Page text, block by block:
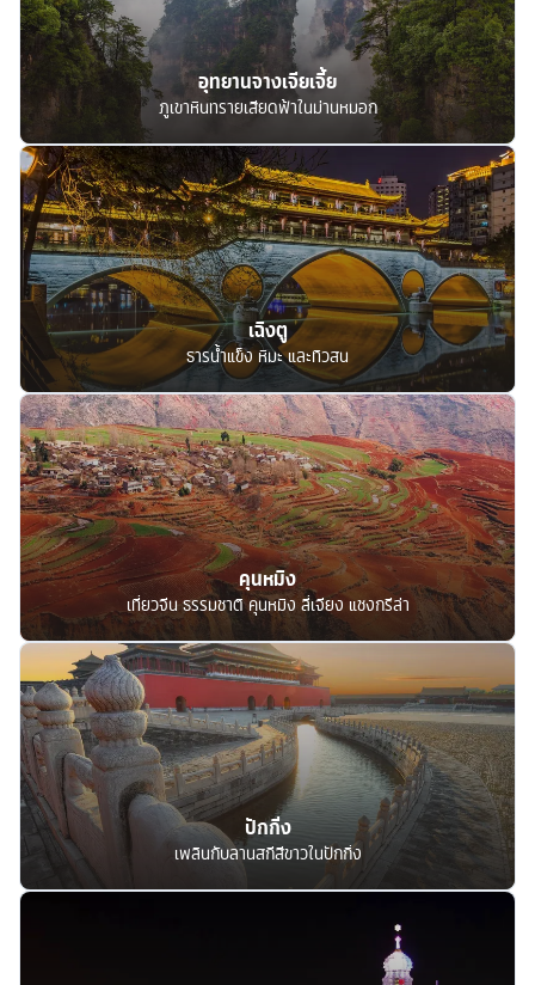
อุทยานจางเจียเจี้ย
ภูเขาหินทรายเสียดฟ้าในม่านหมอก
เฉิงตู
ธารน้ำแข็ง หิมะ และทิวสน
คุนหมิง
เที่ยวจีน ธรรมชาติ คุนหมิง ลี่เจียง แชงกรีล่า
ปักกิ่ง
เพลินกับลานสกีสีขาวในปักกิ่ง